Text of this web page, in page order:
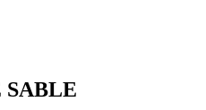
SABLE